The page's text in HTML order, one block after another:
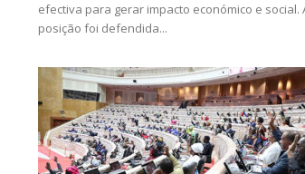
efectiva para gerar impacto económico e social.
posição foi defendida...